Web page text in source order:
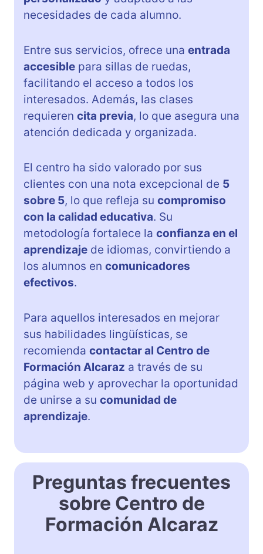
necesidades de cada alumno.
Entre sus servicios, ofrece una entrada
accesible para sillas de ruedas,
facilitando el acceso a todos los
interesados. Además, las clases
requieren cita previa, lo que asegura una
atención dedicada y organizada.
El centro ha sido valorado por sus
clientes con una nota excepcional de 5
sobre 5, lo que refleja su compromiso
con la calidad educativa. Su
metodología fortalece la confianza en el
aprendizaje de idiomas, convirtiendo a
los alumnos en comunicadores
efectivos.
Para aquellos interesados en mejorar
sus habilidades lingüísticas, se
recomienda contactar al Centro de
Formación Alcaraz a través de su
página web y aprovechar la oportunidad
de unirse a su comunidad de
aprendizaje.
Preguntas frecuentes
sobre Centro de
Formación Alcaraz